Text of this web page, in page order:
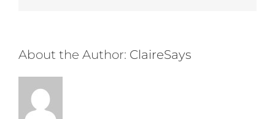
About the Author: ClaireSays